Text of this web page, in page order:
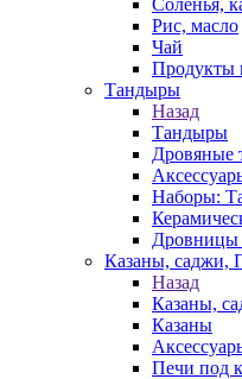
Соленья,
Рис, масло
Чай
Продукты
Тандыры
Назад
Тандыры
Дровяные
Наборы:
Дровницы
Казаны, саджи,
Назад
Казаны,
Казаны
Печи под